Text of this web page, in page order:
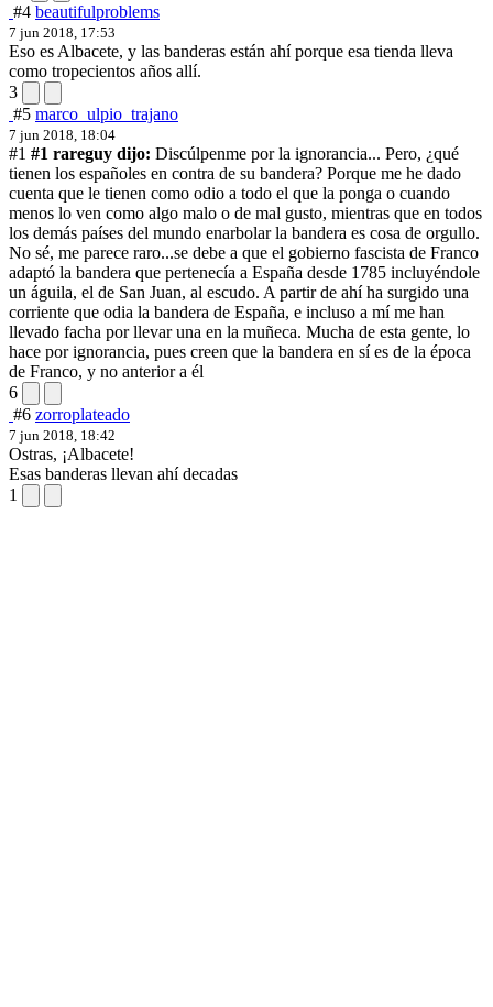
#4 beautifulproblems
7 jun 2018, 17:53
Eso es Albacete, y las banderas están ahí porque esa tienda lleva
como tropecientos años allí.
3
#5 marco_ulpio_trajano
7 jun 2018, 18:04
#1 #1 rareguy dijo: Discúlpenme por la ignorancia... Pero, ¿qué
tienen los españoles en contra de su bandera? Porque me he dado
cuenta que le tienen como odio a todo el que la ponga o cuando
menos lo ven como algo malo o de mal gusto, mientras que en todos
los demás países del mundo enarbolar la bandera es cosa de orgullo.
No sé, me parece raro...se debe a que el gobierno fascista de Franco
adaptó la bandera que pertenecía a España desde 1785 incluyéndole
un águila, el de San Juan, al escudo. A partir de ahí ha surgido una
corriente que odia la bandera de España, e incluso a mí me han
llevado facha por llevar una en la muñeca. Mucha de esta gente, lo
hace por ignorancia, pues creen que la bandera en sí es de la época
de Franco, y no anterior a él
6
#6 zorroplateado
7 jun 2018, 18:42
Ostras, ¡Albacete!
Esas banderas llevan ahí decadas
1